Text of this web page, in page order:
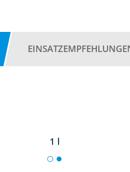
1 l